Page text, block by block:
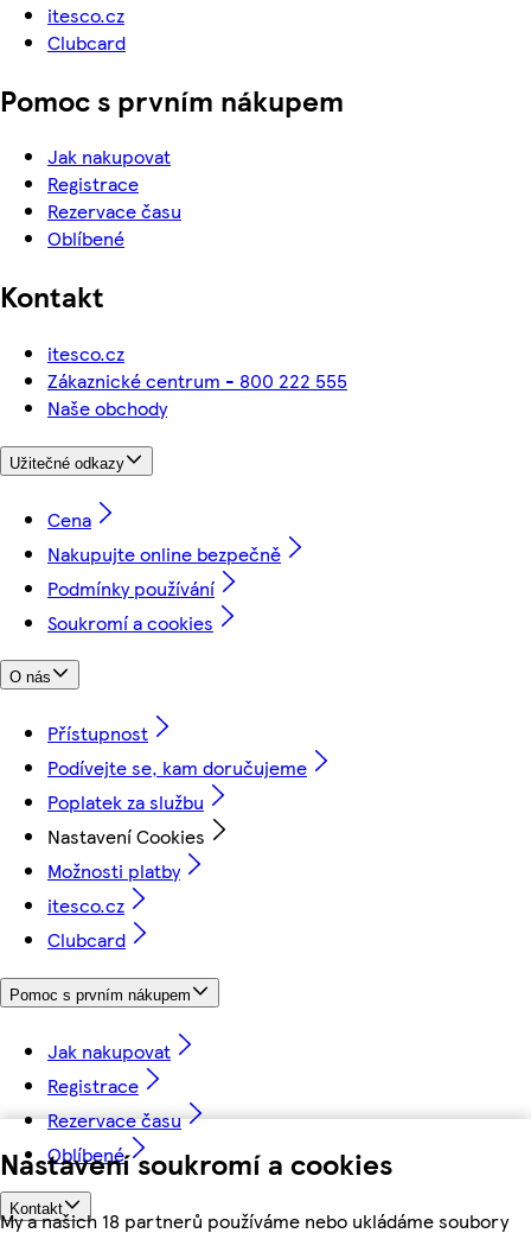
Nastavení soukromí a cookies
My a našich 18 partnerů používáme nebo ukládáme soubory
itesco.cz
Clubcard
Pomoc s prvním nákupem
Jak nakupovat
Registrace
Rezervace času
Oblíbené
Kontakt
itesco.cz
Zákaznické centrum - 800 222 555
Naše obchody
Užitečné odkazy
Cena
Nakupujte online bezpečně
Podmínky používání
Soukromí a cookies
O nás
Přístupnost
Podívejte se, kam doručujeme
Poplatek za službu
Nastavení Cookies
Možnosti platby
itesco.cz
Clubcard
Pomoc s prvním nákupem
Jak nakupovat
Registrace
Rezervace času
Oblíbené
Kontakt